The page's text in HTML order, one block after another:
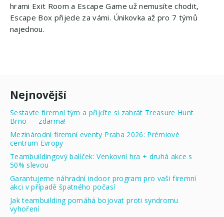
hrami Exit Room a Escape Game už nemusíte chodit,
Escape Box přijede za vámi. Únikovka až pro 7 týmů
najednou.
Nejnovější
Sestavte firemní tým a přijďte si zahrát Treasure Hunt
Brno — zdarma!
Mezinárodní firemní eventy Praha 2026: Prémiové
centrum Evropy
Teambuildingový balíček: Venkovní hra + druhá akce s
50% slevou
Garantujeme náhradní indoor program pro vaši firemní
akci v případě špatného počasí
Jak teambuilding pomáhá bojovat proti syndromu
vyhoření